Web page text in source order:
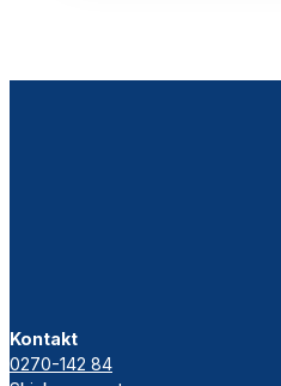
Kontakt
0270-142 84